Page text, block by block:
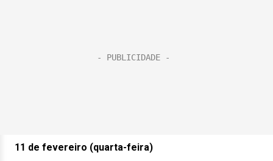
11 de fevereiro (quarta-feira)